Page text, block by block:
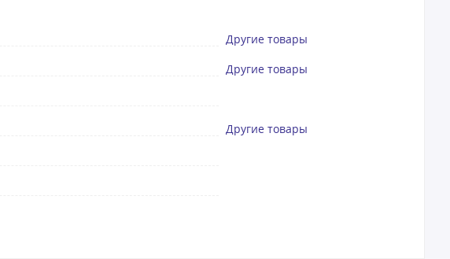
Другие товары
Другие товары
Другие товары